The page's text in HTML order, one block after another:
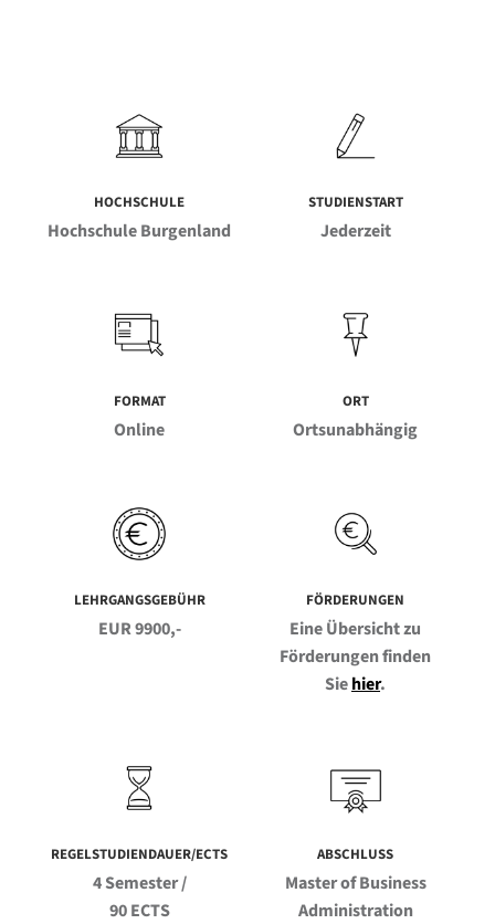
HOCHSCHULE
Hochschule Burgenland
STUDIENSTART
Jederzeit
FORMAT
Online
ORT
Ortsunabhängig
LEHRGANGSGEBÜHR
EUR 9900,-
FÖRDERUNGEN
Eine Übersicht zu
Förderungen finden
Siehier.
REGELSTUDIENDAUER/ECTS
4 Semester /
90 ECTS
ABSCHLUSS
Master of Business
Administration